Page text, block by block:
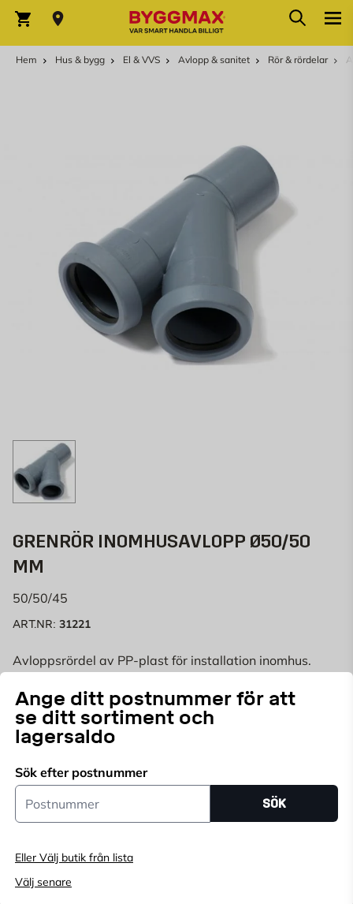
Ange ditt postnummer för att
se ditt sortiment och
lagersaldo
Sök efter postnummer
Postnummer
SÖK
Eller Välj butik från lista
Välj senare
Varukorg Sök
Hem Hus & bygg El & VVS Avlopp & sanitet Rör & rördelar
GRENRÖR INOMHUSAVLOPP Ø50/50
MM
50/50/45
ART.NR: 31221
Avloppsrördel av PP-plast för installation inomhus.
Välj butik
29,95 KR